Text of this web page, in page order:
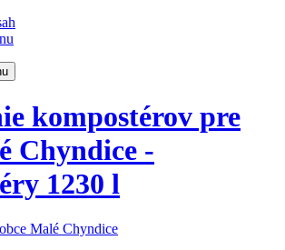
kompostérov pre
Chyndice -
1230 l